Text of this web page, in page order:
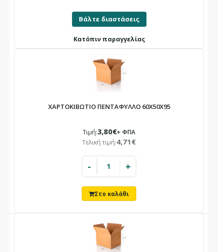
Βάλτε διαστάσεις
Κατόπιν παραγγελίας
ΧΑΡΤΟΚΙΒΩΤΙΟ ΠΕΝΤΑΦΥΛΛΟ 60X50X95
Τιμή:3,80€+ ΦΠΑ
Τελική τιμή:4,71€
- +